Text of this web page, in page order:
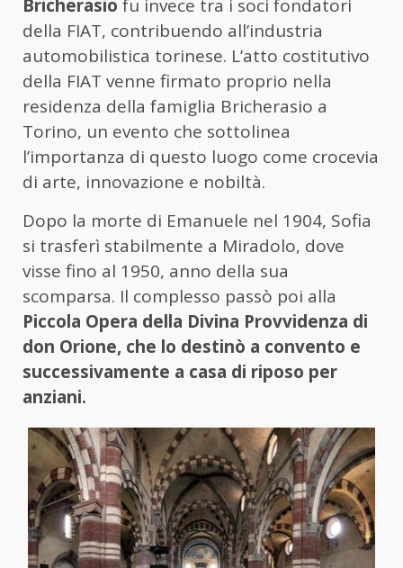
Bricherasio fu invece tra i soci fondatori
della FIAT, contribuendo all’industria
automobilistica torinese. L’atto costitutivo
della FIAT venne firmato proprio nella
residenza della famiglia Bricherasio a
Torino, un evento che sottolinea
l’importanza di questo luogo come crocevia
di arte, innovazione e nobiltà.
Dopo la morte di Emanuele nel 1904, Sofia
si trasferì stabilmente a Miradolo, dove
visse fino al 1950, anno della sua
scomparsa. Il complesso passò poi alla
Piccola Opera della Divina Provvidenza di
don Orione, che lo destinò a convento e
successivamente a casa di riposo per
anziani.